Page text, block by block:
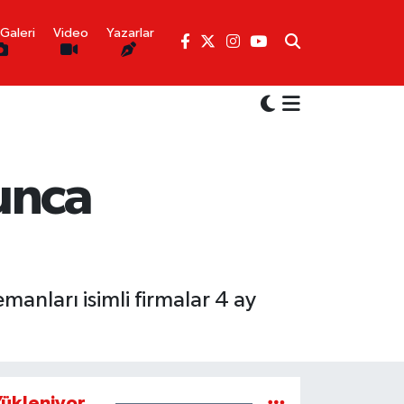
Video Yazarlar
isimli firmalar 4 ay